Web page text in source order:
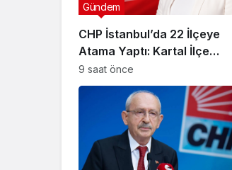
CHP İstanbul’da 22 İlçeye
Atama Yaptı: Kartal İlçe
Başkanlığı’na Av. Neşe Büklü
Getirildi
Gündem
9 saat önce